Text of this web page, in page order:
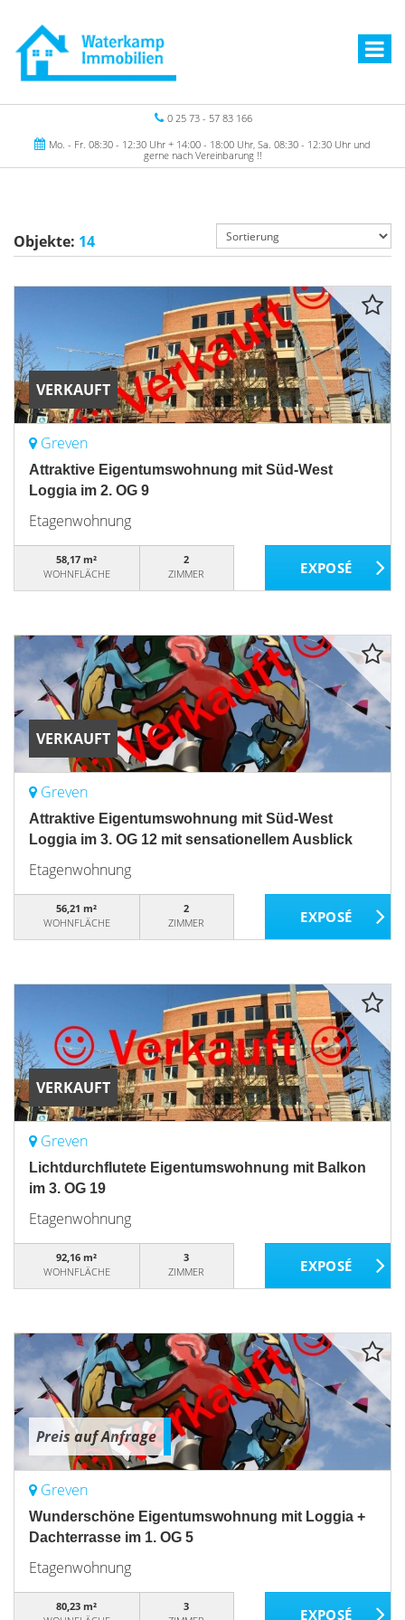
0 25 73 - 57 83 166
Mo. - Fr. 08:30 - 12:30 Uhr + 14:00 - 18:00 Uhr, Sa. 08:30 - 12:30 Uhr und
gerne nach Vereinbarung !!
Objekte: 14
VERKAUFT
Greven
Attraktive Eigentumswohnung mit Süd-West
Loggia im 2. OG 9
Etagenwohnung
58,17 m²
WOHNFLÄCHE
2
ZIMMER
VERKAUFT
Greven
Attraktive Eigentumswohnung mit Süd-West
Loggia im 3. OG 12 mit sensationellem Ausblick
Etagenwohnung
56,21 m²
WOHNFLÄCHE
2
ZIMMER
VERKAUFT
Greven
Lichtdurchflutete Eigentumswohnung mit Balkon
im 3. OG 19
Etagenwohnung
92,16 m²
WOHNFLÄCHE
3
ZIMMER
Preis auf Anfrage
Greven
Wunderschöne Eigentumswohnung mit Loggia +
Dachterrasse im 1. OG 5
Etagenwohnung
80,23 m²
3